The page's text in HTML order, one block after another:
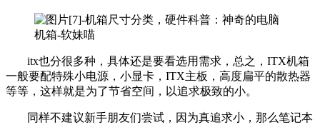
itx也分很多种，具体还是要看选用需求，总之，ITX机箱
一般要配特殊小电源，小显卡，ITX主板，高度扁平的散热器
等等，这样就是为了节省空间，以追求极致的小。
同样不建议新手朋友们尝试，因为真追求小，那么笔记本